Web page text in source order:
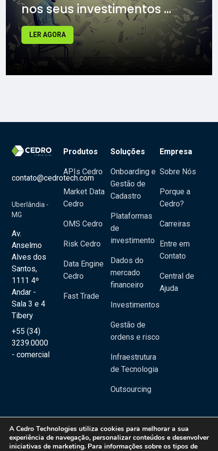
nos seus investimentos ...
LER AGORA
A Cedro Technologies utiliza cookies para melhorar a sua
experiência de navegação, personalizar conteúdos e desenvolver
iniciativas de marketing. Para informações sobre os tipos de
contato@cedrotech.com
Uberlândia -
MG
Av.
Anselmo
Alves dos
Santos,
1111 4º
Andar -
Sala 3 e 4
Tibery
+55 (34)
3239.0000
- comercial
Produtos
APIs Cedro
Market Data
Cedro
OMS Cedro
Risk Cedro
Data Engine
Cedro
Fast Trade
Soluções
Onboarding e
Gestão de
Cadastro
Plataformas
de
investimento
Dados do
mercado
financeiro
Investimentos
Gestão de
ordens e risco
Infraestrutura
de Tecnologia
Outsourcing
Empresa
Sobre Nós
Porque a
Cedro?
Carreiras
Entre em
Contato
Central de
Ajuda
Copyright 2020 © Cedro Technologies - Todos os direitos reservados | CNPJ: